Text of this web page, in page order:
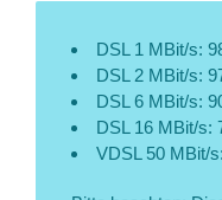
DSL 1 MBit/s:
DSL 2 MBit/s:
DSL 6 MBit/s:
DSL 16 MBit/s:
VDSL 50 MBit/